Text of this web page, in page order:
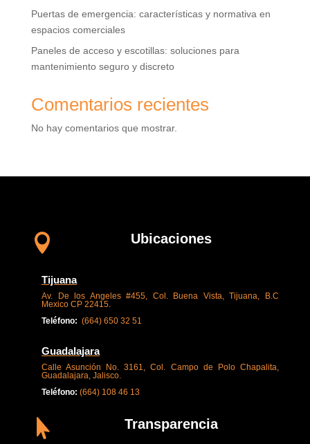
Puertas de emergencia: características y normativa en
espacios comerciales
Paneles de acceso y escotillas: soluciones para
mantenimiento seguro y discreto
Comentarios recientes
No hay comentarios que mostrar.
 Ubicaciones
Tijuana
Av. De los Angeles #455, Col. Buena Vista, Tijuana, B.C
Mexico CP 22415.
Teléfono: (664) 650 32 51
Guadalajara
Calle Asunción No. 3161, Col. Campo de Polo Chapalita,
Guadalajara, Jalisco.
Teléfono: (664) 108 46 13
 Transparencia